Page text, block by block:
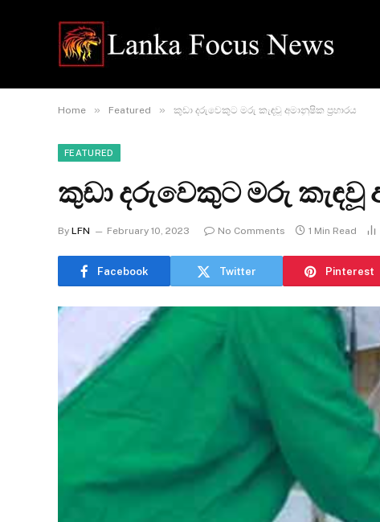
Home » Featured » කුඩා දරුවෙකුට මරු කැඳවූ අමානුෂික ප්‍රහාරය
FEATURED
කුඩා දරුවෙකුට මරු කැඳවූ
By LFN February 10, 2023 No Comments 1 Min Read
Facebook Twitter Pinterest